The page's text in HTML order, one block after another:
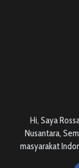
Hi, Saya
Nusantara,
masyarakat